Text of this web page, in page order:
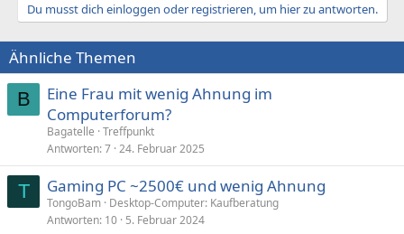
Du musst dich einloggen oder registrieren, um hier zu antworten.
Ähnliche Themen
B
Eine Frau mit wenig Ahnung im
Computerforum?
Bagatelle Treffpunkt
Antworten 7 24. Februar 2025
T Gaming PC ~2500€ und wenig Ahnung
TongoBam Desktop-Computer: Kaufberatung
Antworten 10 5. Februar 2024